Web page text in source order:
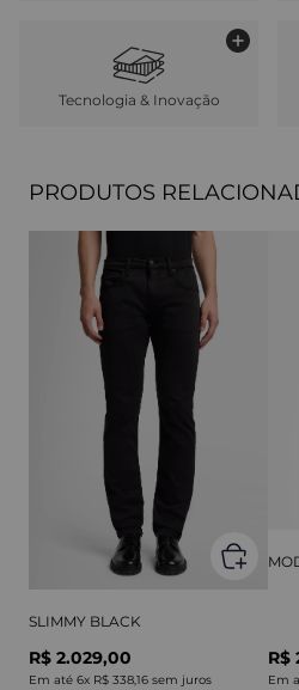
Tecnologia & Inovação
PRODUTOS
SLIMMY BLACK
R$ 2.029,00
Em até 6x R$ 338,16 sem juros
R$
Em